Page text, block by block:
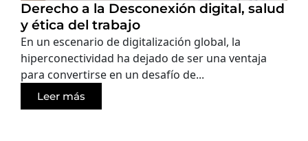
Derecho a la Desconexión digital, salud
y ética del trabajo
En un escenario de digitalización global, la
hiperconectividad ha dejado de ser una ventaja
para convertirse en un desafío de...
Leer más